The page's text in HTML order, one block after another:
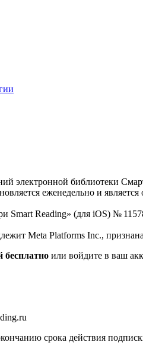
электронной библиотеки
еженедельно и является
Reading» (для iOS) №
Meta Platforms Inc.,
бесплатно или войдите в ваш
срока действия